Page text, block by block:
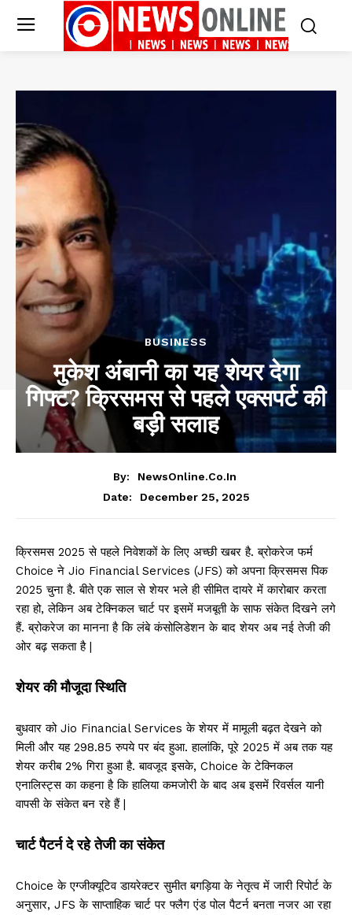
BUSINESS
मुकेश अंबानी का यह शेयर देगा
गिफ्ट? क्रिसमस से पहले एक्सपर्ट की
बड़ी सलाह
By:
NewsOnline.co.in
Date:
December 25, 2025
क्रिसमस 2025 से पहले निवेशकों के लिए अच्छी खबर है. ब्रोकरेज फर्म
Choice ने Jio Financial Services (JFS) को अपना क्रिसमस पिक
2025 चुना है. बीते एक साल से शेयर भले ही सीमित दायरे में कारोबार करता
रहा हो, लेकिन अब टेक्निकल चार्ट पर इसमें मजबूती के साफ संकेत दिखने लगे
हैं. ब्रोकरेज का मानना है कि लंबे कंसोलिडेशन के बाद शेयर अब नई तेजी की
ओर बढ़ सकता है |
शेयर की मौजूदा स्थिति
बुधवार को Jio Financial Services के शेयर में मामूली बढ़त देखने को
मिली और यह 298.85 रुपये पर बंद हुआ. हालांकि, पूरे 2025 में अब तक यह
शेयर करीब 2% गिरा हुआ है. बावजूद इसके, Choice के टेक्निकल
एनालिस्ट्स का कहना है कि हालिया कमजोरी के बाद अब इसमें रिवर्सल यानी
वापसी के संकेत बन रहे हैं |
चार्ट पैटर्न दे रहे तेजी का संकेत
Choice के एग्जीक्यूटिव डायरेक्टर सुमीत बगड़िया के नेतृत्व में जारी रिपोर्ट के
अनुसार, JFS के साप्ताहिक चार्ट पर फ्लैग एंड पोल पैटर्न बनता नजर आ रहा